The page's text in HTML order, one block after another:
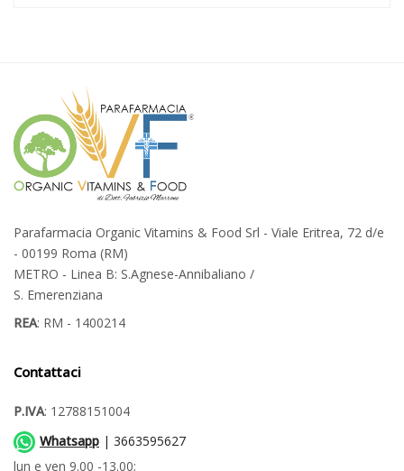
Parafarmacia Organic Vitamins & Food Srl - Viale Eritrea, 72 d/e
- 00199 Roma (RM)
METRO - Linea B: S.Agnese-Annibaliano /
S. Emerenziana
REA: RM - 1400214
Contattaci
P.IVA: 12788151004
Whatsapp | 3663595627
lun e ven 9.00 -13.00;